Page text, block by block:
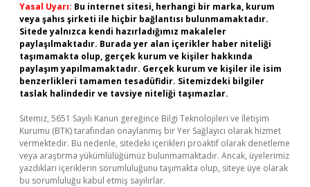
Yasal Uyarı: Bu internet sitesi, herhangi bir marka, kurum
veya şahıs şirketi ile hiçbir bağlantısı bulunmamaktadır.
Sitede yalnızca kendi hazırladığımız makaleler
paylaşılmaktadır. Burada yer alan içerikler haber niteliği
taşımamakta olup, gerçek kurum ve kişiler hakkında
paylaşım yapılmamaktadır. Gerçek kurum ve kişiler ile isim
benzerlikleri tamamen tesadüfidir. Sitemizdeki bilgiler
taslak halindedir ve tavsiye niteliği taşımazlar.
Sitemiz, 5651 Sayılı Kanun gereğince Bilgi Teknolojileri ve İletişim
Kurumu (BTK) tarafından onaylanmış bir Yer Sağlayıcı olarak hizmet
vermektedir. Bu nedenle, sitedeki içerikleri proaktif olarak denetleme
veya araştırma yükümlülüğümüz bulunmamaktadır. Ancak, üyelerimiz
yazdıkları içeriklerin sorumluluğunu taşımakta olup, siteye üye olarak
bu sorumluluğu kabul etmiş sayılırlar.